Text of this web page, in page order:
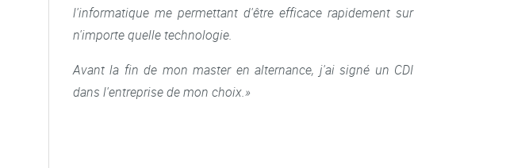
l'informatique me permettant d'être efficace rapidement sur
n'importe quelle technologie.
Avant la fin de mon master en alternance, j'ai signé un CDI
dans l'entreprise de mon choix.»